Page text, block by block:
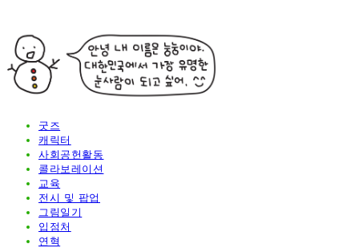
굿즈
캐릭터
사회공헌활동
콜라보레이션
교육
전시 및 팝업
그림일기
입점처
연혁